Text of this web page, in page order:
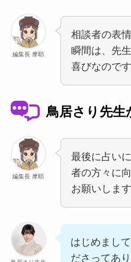
編集長 摩耶
相談者の表
瞬間は、先
喜びなのです
鳥居さり先
編集長 摩耶
最後に占い
者の方々に
お願いします
はじめまし
ださってあ